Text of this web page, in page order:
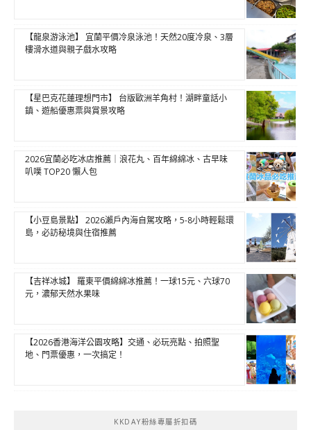
【龍泉游泳池】 宜蘭平價冷泉泳池！天然20度冷泉、3層
樓滑水道與親子戲水攻略
【星巴克花蓮理想門市】 台版歐洲羊角村！湖畔童話小
鎮、遊船優惠票與賞景攻略
2026宜蘭必吃冰店推薦｜浪花丸、百年綿綿冰、古早味
叭噗 TOP20 懶人包
【小豆島景點】 2026瀨戶內海自駕攻略，5-8小時輕鬆環
島，必訪秘境與住宿推薦
【吉祥冰城】 羅東平價綿綿冰推薦！一球15元、六球70
元，濃郁天然水果味
【2026香港海洋公園攻略】交通、必玩亮點、拍照聖
地、門票優惠，一次搞定！
KKDAY粉絲專屬折扣碼